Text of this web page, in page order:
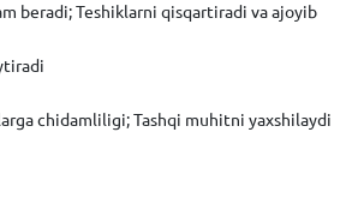
beradi; Teshiklarni qisqartiradi va ajoyib
chidamliligi; Tashqi muhitni yaxshilaydi